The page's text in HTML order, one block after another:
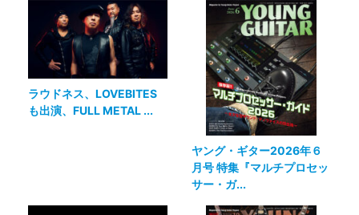
ラウドネス、LOVEBITES
も出演、FULL METAL ...
ヤング・ギター2026年６
月号 特集『マルチプロセッ
サー・ガ...